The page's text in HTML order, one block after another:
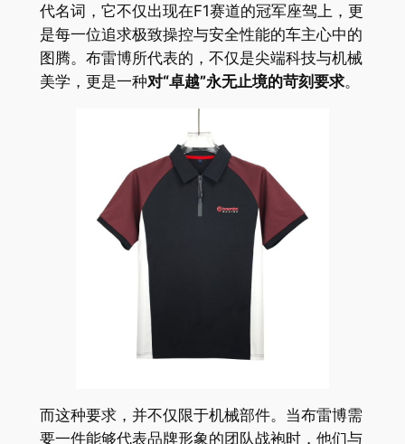
代名词，它不仅出现在F1赛道的冠军座驾上，更
是每一位追求极致操控与安全性能的车主心中的
图腾。布雷博所代表的，不仅是尖端科技与机械
美学，更是一种对“卓越”永无止境的苛刻要求。
而这种要求，并不仅限于机械部件。当布雷博需
要一件能够代表品牌形象的团队战袍时，他们与